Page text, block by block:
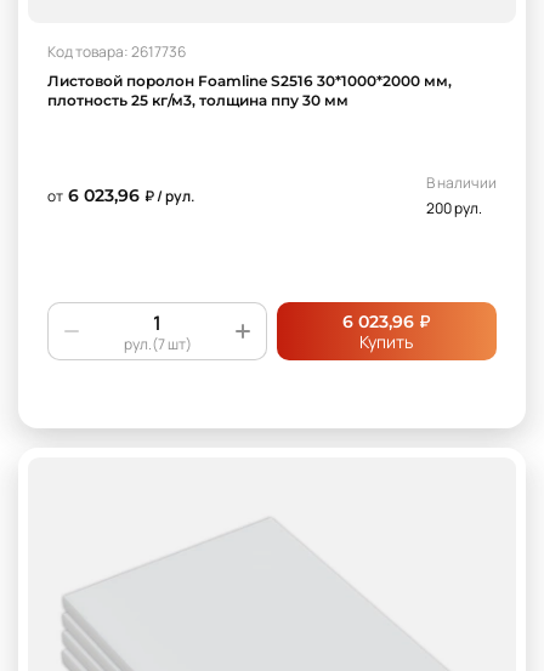
Код товара: 2617736
Листовой поролон Foamline S2516 30*1000*2000 мм,
плотность 25 кг/м3, толщина ппу 30 мм
от 6 023,96 ₽ / рул.
В наличии
200 рул.
рул.(7 шт)
6 023,96 ₽
Купить